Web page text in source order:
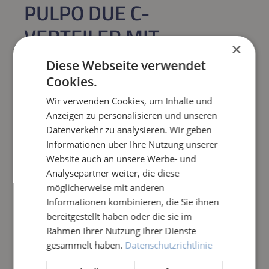
PULPO DUE C-
VERTEILER MIT
BLINDKUPPLUNG
Regulärer Preis:
260,61 €
Preise inkl. MwSt. zzgl. Versandkosten
Produkt Anzahl: Gib den gewünschten
IN DEN WARENKORB
Frage zum Artikel
×
Diese Webseite verwendet
Cookies.
Wir verwenden Cookies, um Inhalte und
Anzeigen zu personalisieren und unseren
Datenverkehr zu analysieren. Wir geben
Informationen über Ihre Nutzung unserer
Website auch an unsere Werbe- und
Analysepartner weiter, die diese
möglicherweise mit anderen
Informationen kombinieren, die Sie ihnen
bereitgestellt haben oder die sie im
Rahmen Ihrer Nutzung ihrer Dienste
gesammelt haben. Datenschutzrichtlinie